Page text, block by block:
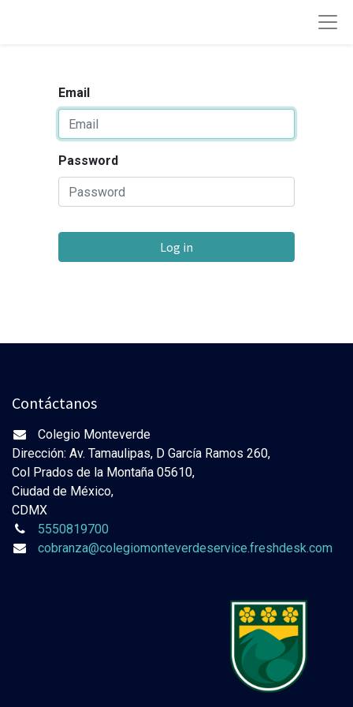
Email
Password
Log in
Contáctanos
Colegio Monteverde
Dirección: Av. Tamaulipas, D García Ramos 260,
Col Prados de la Montaña 05610,
Ciudad de México,
CDMX
5550819700
cobranza@colegiomonteverdeservice.freshdesk.com